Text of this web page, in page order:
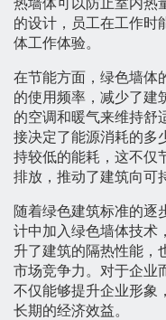
热墙体可以防止室内热
的设计，员工在工作时
体工作体验。
在节能方面，绿色墙体
的使用频率，减少了建
的空调和暖气来维持舒
接决定了能源消耗的多
持较低的能耗，这不仅
排放，推动了建筑向可
随着绿色建筑标准的逐
计中加入绿色墙体技术
升了建筑的隔热性能，
市场竞争力。对于企业
不仅能够提升企业形象
长期的经济效益。